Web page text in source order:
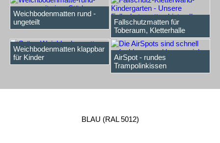
Weichbodenmatten rund -
ungeteilt
Fallschutzmatten für
Toberaum, Kletterhalle
Weichbodenmatten klappbar
für Kinder
AirSpot - rundes
Trampolinkissen
BLAU (RAL 5012)